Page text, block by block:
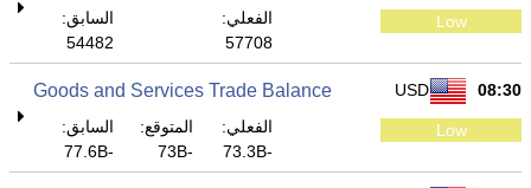
Low
الفعلي:
57708
السابق:
54482
08:30
USD
Goods and Services Trade Balance
Low
الفعلي:
-73.3B
المتوقع:
-73B
السابق:
-77.6B